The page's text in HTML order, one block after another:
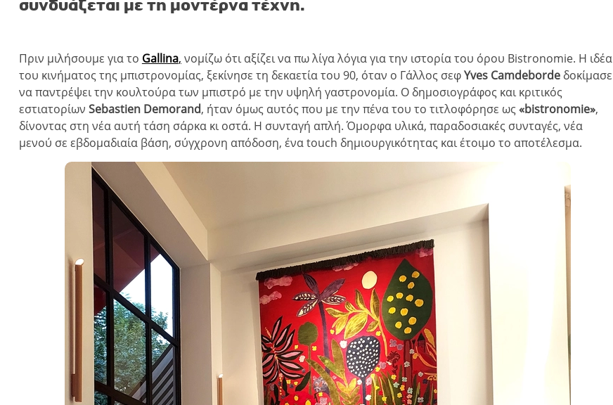
συνδυάζεται με τη μοντέρνα τέχνη.
Πριν μιλήσουμε για το Gallina, νομίζω ότι αξίζει να πω λίγα λόγια για την ιστορία του όρου Bistronomie. Η ιδέα
του κινήματος της μπιστρονομίας, ξεκίνησε τη δεκαετία του 90, όταν ο Γάλλος σεφYves Camdebordeδοκίμασε
να παντρέψει την κουλτούρα των μπιστρό με την υψηλή γαστρονομία. Ο δημοσιογράφος και κριτικός
εστιατορίων Sebastien Demorand, ήταν όμως αυτός που με την πένα του το τιτλοφόρησε ως «bistronomie»,
δίνοντας στη νέα αυτή τάση σάρκα κι οστά. Η συνταγή απλή. Όμορφα υλικά, παραδοσιακές συνταγές, νέα
μενού σε εβδομαδιαία βάση, σύγχρονη απόδοση, ένα touch δημιουργικότητας και έτοιμο το αποτέλεσμα.